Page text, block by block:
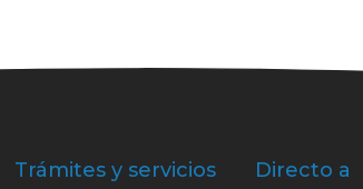
Trámites y servicios Directo a